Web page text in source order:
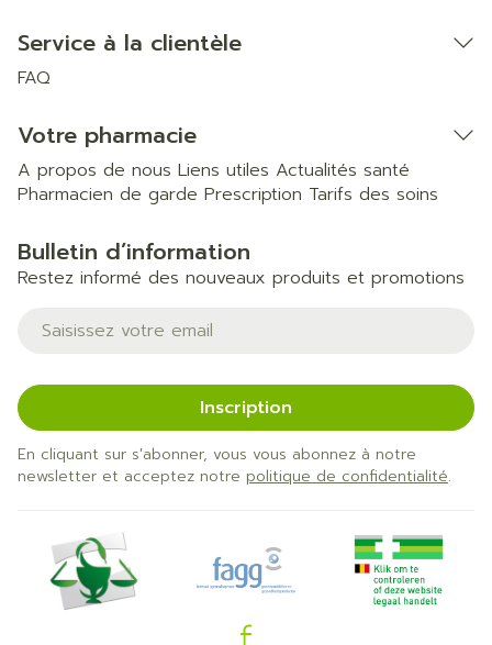
Service à la clientèle
FAQ
Votre pharmacie
A propos de nous Liens utiles Actualités santé
Pharmacien de garde Prescription Tarifs des soins
Bulletin d’information
Restez informé des nouveaux produits et promotions
Adresse mail
Inscription
En cliquant sur s'abonner, vous vous abonnez à notre
newsletter et acceptez notre politique de confidentialité.